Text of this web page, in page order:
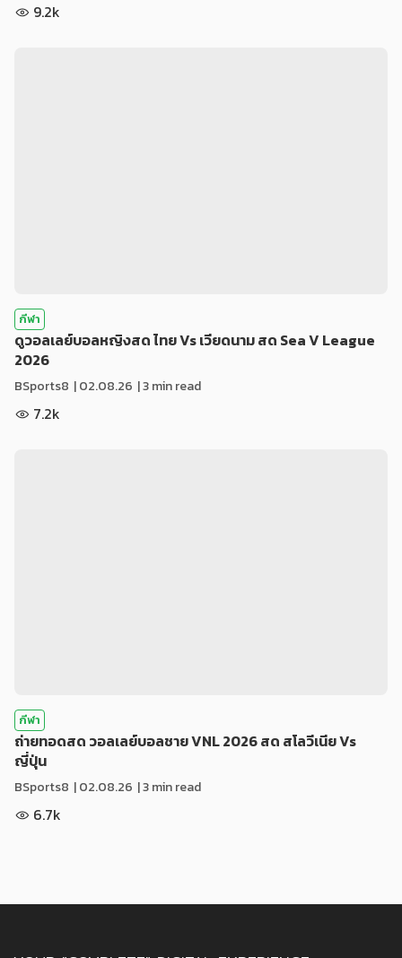
9.2k
กีฬา
ดูวอลเลย์บอลหญิงสด ไทย Vs เวียดนาม สด Sea V League
2026
BSports8 |02.08.26 | 3 min read
7.2k
กีฬา
ถ่ายทอดสด วอลเลย์บอลชาย VNL 2026 สด สโลวีเนีย Vs
ญี่ปุ่น
BSports8 |02.08.26 | 3 min read
6.7k